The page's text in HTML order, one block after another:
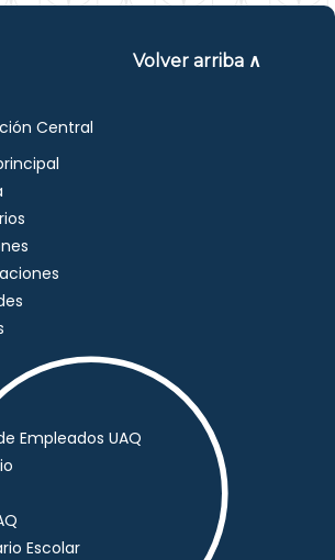
Volver arriba ∧
Central
Empleados UAQ
Escolar